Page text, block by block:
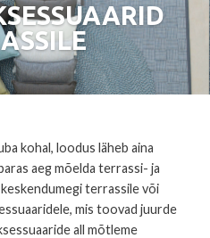
kohal, loodus läheb aina
aeg mõelda terrassi- ja
terrassile või
mis toovad juurde
all mõtleme